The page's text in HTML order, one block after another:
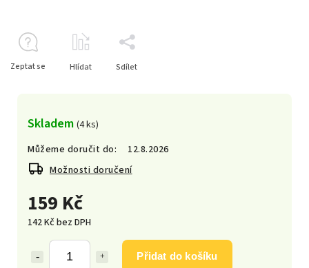
159 Kč
142 Kč bez DPH
Přidat do košíku
Skladem (4 ks)
Můžeme doručit do:
12.8.2026
Možnosti doručení
Zeptat se Hlídat Sdílet